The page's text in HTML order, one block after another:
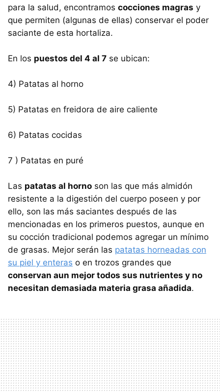
para la salud, encontramos cocciones magras y
que permiten (algunas de ellas) conservar el poder
saciante de esta hortaliza.
En los puestos del 4 al 7 se ubican:
4) Patatas al horno
5) Patatas en freidora de aire caliente
6) Patatas cocidas
7 ) Patatas en puré
Las patatas al horno son las que más almidón
resistente a la digestión del cuerpo poseen y por
ello, son las más saciantes después de las
mencionadas en los primeros puestos, aunque en
su cocción tradicional podemos agregar un mínimo
de grasas. Mejor serán las patatas horneadas con
su piel y enteras o en trozos grandes que
conservan aun mejor todos sus nutrientes y no
necesitan demasiada materia grasa añadida.